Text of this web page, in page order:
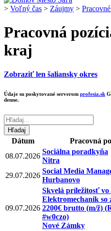
> Voľný čas > Záujmy >
Pracovná
kraj
Zobraziť len šaliansky okres
Údaje su poskytované serverom profesia.sk
denne.
Dátum Pracovná
08.07.2026
Sociálna poradkyňa
Nitra
29.07.2026
Social Media
Hurbanovo
09.07.2026
Skvelá príležitosť vo
Elektromechanik so
2200€ brutto (m/ž)
#w0czo)
Nové Zámky